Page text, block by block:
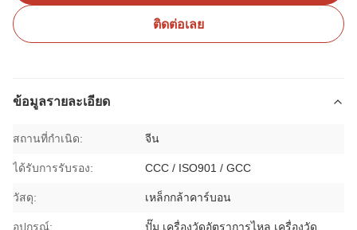
ติดต่อเลย
ข้อมูลรายละเอียด
สถานที่กำเนิด: จีน
ได้รับการรับรอง: CCC / ISO901 / GCC
วัสดุ: เหล็กกล้าคาร์บอน
อุปกรณ์:
ปั๊ม เครื่องวัดอัตราการไหล เครื่องวัด